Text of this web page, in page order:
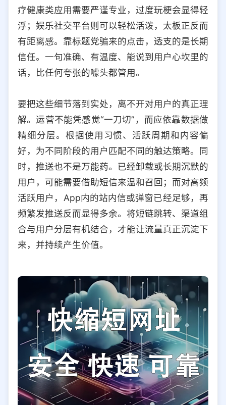
疗健康类应用需要严谨专业，过度玩梗会显得轻
浮；娱乐社交平台则可以轻松活泼，太板正反而
有距离感。靠标题党骗来的点击，透支的是长期
信任。一句准确、有温度、能说到用户心坎里的
话，比任何夸张的噱头都管用。
要把这些细节落到实处，离不开对用户的真正理
解。运营不能凭感觉“一刀切”，而应依靠数据做
精细分层。根据使用习惯、活跃周期和内容偏
好，为不同阶段的用户匹配不同的触达策略。同
时，推送也不是万能药。已经卸载或长期沉默的
用户，可能需要借助短信来温和召回；而对高频
活跃用户，App内的站内信或弹窗已经足够，再
频繁发推送反而显得多余。将短链跳转、渠道组
合与用户分层有机结合，才能让流量真正沉淀下
来，并持续产生价值。